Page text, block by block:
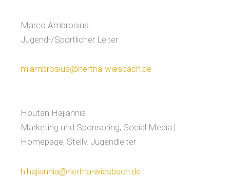
Marco Ambrosius
Jugend-/Sportlicher Leiter
m.ambrosius@hertha-wiesbach.de
Houtan Hajiannia
Marketing und Sponsoring, Social Media |
Homepage, Stellv. Jugendleiter
h.hajiannia@hertha-wiesbach.de